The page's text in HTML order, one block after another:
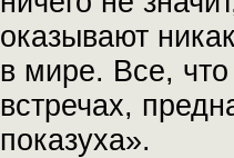
оказывают
в мире. Все,
встречах,
показуха».